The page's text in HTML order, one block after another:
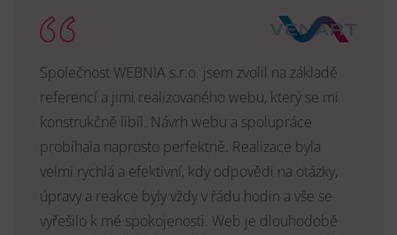
Společnost WEBNIA s.r.o. jsem zvolil na základě
referencí a jimi realizovaného webu, který se mi
konstrukčně libíl. Návrh webu a spolupráce
probíhala naprosto perfektně. Realizace byla
velmi rychlá a efektivní, kdy odpovědi na otázky,
úpravy a reakce byly vždy v řádu hodin a vše se
vyřešilo k mé spokojenosti. Web je dlouhodobě